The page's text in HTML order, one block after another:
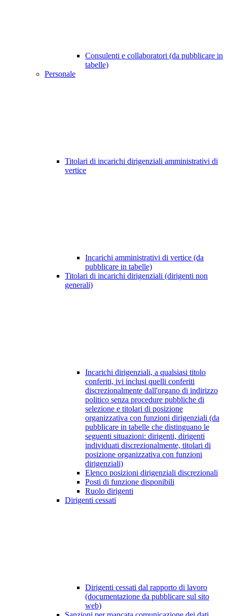
Consulenti e collaboratori (da pubblicare in
tabelle)
Personale
Titolari di incarichi dirigenziali amministrativi di
vertice
Incarichi amministrativi di vertice (da
pubblicare in tabelle)
Titolari di incarichi dirigenziali (dirigenti non
generali)
Incarichi dirigenziali, a qualsiasi titolo
conferiti, ivi inclusi quelli conferiti
discrezionalmente dall'organo di indirizzo
politico senza procedure pubbliche di
selezione e titolari di posizione
organizzativa con funzioni dirigenziali (da
pubblicare in tabelle che distinguano le
seguenti situazioni: dirigenti, dirigenti
individuati discrezionalmente, titolari di
posizione organizzativa con funzioni
dirigenziali)
Elenco posizioni dirigenziali discrezionali
Posti di funzione disponibili
Ruolo dirigenti
Dirigenti cessati
Dirigenti cessati dal rapporto di lavoro
(documentazione da pubblicare sul sito
web)